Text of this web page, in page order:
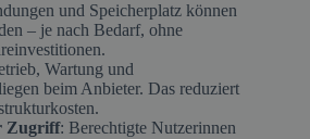
und Speicherplatz können
– je nach Bedarf, ohne
Wartung und
beim Anbieter. Das reduziert
Zugriff: Berechtigte Nutzerinnen